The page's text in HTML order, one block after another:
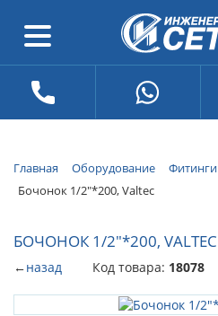
Главная Оборудование Фитинги
Бочонок 1/2"*200, Valtec
БОЧОНОК 1/2"*200, VALTEC
←назад Код товара: 18078